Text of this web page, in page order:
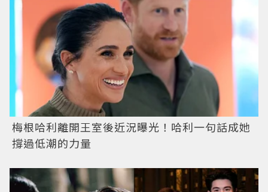
梅根哈利離開王室後近況曝光！哈利一句話成她
撐過低潮的力量